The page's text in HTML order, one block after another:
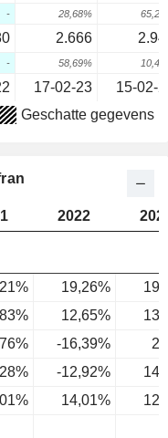
- 28,68%
2.666
- 58,69%
17-02-23 15-02-
Geschatte gegevens
2022
19,26%
12,65%
-16,39%
-12,92%
14,01%